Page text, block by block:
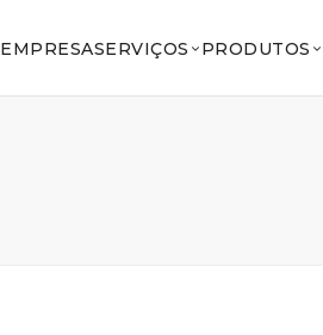
EMPRESASERVIÇOS PRODUTOS